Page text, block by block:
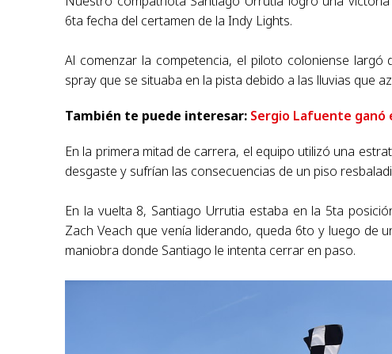
6ta fecha del certamen de la Indy Lights.
Al comenzar la competencia, el piloto coloniense
spray que se situaba en la pista debido a las lluvias que
También te puede interesar: Sergio Lafuente ganó
En la primera mitad de carrera, el equipo utilizó una
desgaste y sufrían las consecuencias de un piso
En la vuelta 8, Santiago Urrutia estaba en la 5ta
Zach Veach que venía liderando, queda 6to y luego de
maniobra donde Santiago le intenta cerrar en paso.